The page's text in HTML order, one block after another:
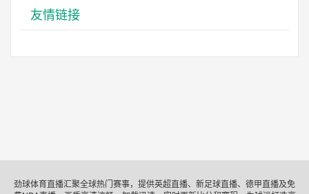
友情链接
劲球体育直播汇聚全球热门赛事，提供英超直播、新足球直播、德甲直播及免